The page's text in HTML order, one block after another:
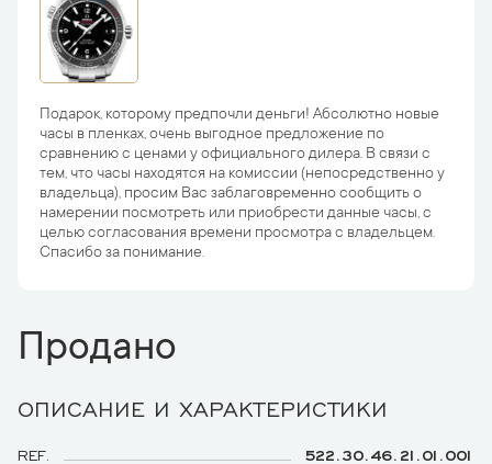
Подарок, которому предпочли деньги! Абсолютно новые
часы в пленках, очень выгодное предложение по
сравнению с ценами у официального дилера. В связи с
тем, что часы находятся на комиссии (непосредственно у
владельца), просим Вас заблаговременно сообщить о
намерении посмотреть или приобрести данные часы, с
целью согласования времени просмотра с владельцем.
Спасибо за понимание.
Продано
ОПИСАНИЕ И ХАРАКТЕРИСТИКИ
REF.
522.30.46.21.01.001